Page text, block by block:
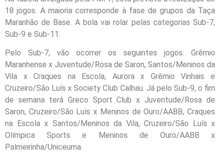
18 jogos. A maioria corresponde à fase de grupos da Taça
Maranhão de Base. A bola vai rolar pelas categorias Sub-7,
Sub-9 e Sub-11.
Pelo Sub-7, vão ocorrer os seguintes jogos: Grêmio
Maranhense x Juventude/Rosa de Saron, Santos/Meninos da
Vila x Craques na Escola, Aurora x Grêmio Vinhais e
Cruzeiro/São Luís x Society Club Calhau. Já pelo Sub-9, o fim
de semana terá Greco Sport Club x Juventude/Rosa de
Saron, Cruzeiro/São Luís x Meninos de Ouro/AABB, Craques
na Escola x Santos/Meninos da Vila, Cruzeiro/São Luís x
Olímpica Sports e Meninos de Ouro/AABB x
Palmeirinha/Uniceuma.